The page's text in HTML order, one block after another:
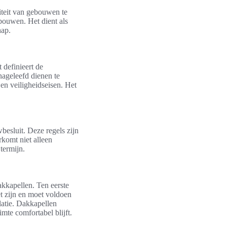
van gebouwen te
Het dient als
definieert de
dienen te
veiligheidseisen. Het
Deze regels zijn
niet alleen
Ten eerste
zijn en moet voldoen
Dakkapellen
comfortabel blijft.